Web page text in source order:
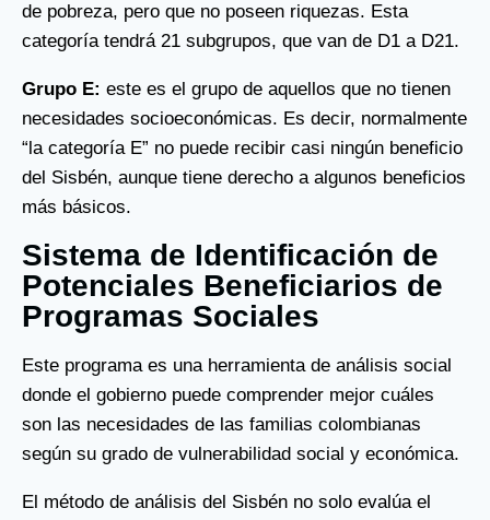
de pobreza, pero que no poseen riquezas. Esta
categoría tendrá 21 subgrupos, que van de D1 a D21.
Grupo E: este es el grupo de aquellos que no tienen
necesidades socioeconómicas. Es decir, normalmente
“la categoría E” no puede recibir casi ningún beneficio
del Sisbén, aunque tiene derecho a algunos beneficios
más básicos.
Sistema de Identificación de
Potenciales Beneficiarios de
Programas Sociales
Este programa es una herramienta de análisis social
donde el gobierno puede comprender mejor cuáles
son las necesidades de las familias colombianas
según su grado de vulnerabilidad social y económica.
El método de análisis del Sisbén no solo evalúa el